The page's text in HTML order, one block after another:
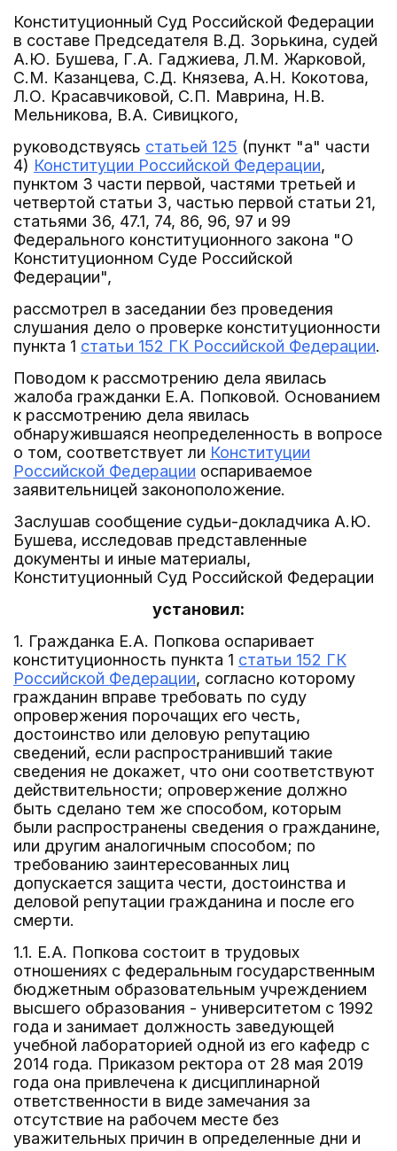
Конституционный Суд Российской Федерации
в составе Председателя В.Д. Зорькина, судей
А.Ю. Бушева, Г.А. Гаджиева, Л.М. Жарковой,
С.М. Казанцева, С.Д. Князева, А.Н. Кокотова,
Л.О. Красавчиковой, С.П. Маврина, Н.В.
Мельникова, В.А. Сивицкого,
руководствуясь статьей 125 (пункт "а" части
4) Конституции Российской Федерации,
пунктом 3 части первой, частями третьей и
четвертой статьи 3, частью первой статьи 21,
статьями 36, 47.1, 74, 86, 96, 97 и 99
Федерального конституционного закона "О
Конституционном Суде Российской
Федерации",
рассмотрел в заседании без проведения
слушания дело о проверке конституционности
пункта 1 статьи 152 ГК Российской Федерации.
Поводом к рассмотрению дела явилась
жалоба гражданки Е.А. Попковой. Основанием
к рассмотрению дела явилась
обнаружившаяся неопределенность в вопросе
о том, соответствует ли Конституции
Российской Федерации оспариваемое
заявительницей законоположение.
Заслушав сообщение судьи-докладчика А.Ю.
Бушева, исследовав представленные
документы и иные материалы,
Конституционный Суд Российской Федерации
установил:
1. Гражданка Е.А. Попкова оспаривает
конституционность пункта 1 статьи 152 ГК
Российской Федерации, согласно которому
гражданин вправе требовать по суду
опровержения порочащих его честь,
достоинство или деловую репутацию
сведений, если распространивший такие
сведения не докажет, что они соответствуют
действительности; опровержение должно
быть сделано тем же способом, которым
были распространены сведения о гражданине,
или другим аналогичным способом; по
требованию заинтересованных лиц
допускается защита чести, достоинства и
деловой репутации гражданина и после его
смерти.
1.1. Е.А. Попкова состоит в трудовых
отношениях с федеральным государственным
бюджетным образовательным учреждением
высшего образования - университетом с 1992
года и занимает должность заведующей
учебной лабораторией одной из его кафедр с
2014 года. Приказом ректора от 28 мая 2019
года она привлечена к дисциплинарной
ответственности в виде замечания за
отсутствие на рабочем месте без
уважительных причин в определенные дни и